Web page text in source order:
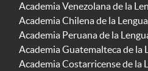
Academia Venezolana de la
Academia Chilena de la Lengua
Academia Peruana de la
Academia Guatemalteca de la
Academia Costarricense de la